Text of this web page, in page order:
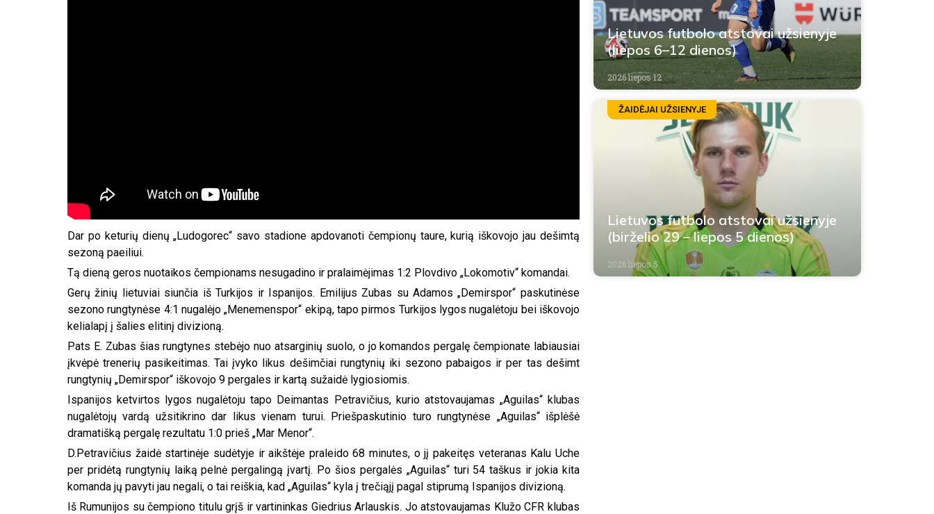
Dar po keturių dienų „Ludogorec“ savo stadione apdovanoti čempionų taure, kurią iškovojo jau dešimtą
sezoną paeiliui.
Tą dieną geros nuotaikos čempionams nesugadino ir pralaimėjimas 1:2 Plovdivo „Lokomotiv“ komandai.
Gerų žinių lietuviai siunčia iš Turkijos ir Ispanijos. Emilijus Zubas su Adamos „Demirspor“ paskutinėse
sezono rungtynėse 4:1 nugalėjo „Menemenspor“ ekipą, tapo pirmos Turkijos lygos nugalėtoju bei iškovojo
kelialapį į šalies elitinį divizioną.
Pats E. Zubas šias rungtynes stebėjo nuo atsarginių suolo, o jo komandos pergalę čempionate labiausiai
įkvėpė trenerių pasikeitimas. Tai įvyko likus dešimčiai rungtynių iki sezono pabaigos ir per tas dešimt
rungtynių „Demirspor“ iškovojo 9 pergales ir kartą sužaidė lygiosiomis.
Ispanijos ketvirtos lygos nugalėtoju tapo Deimantas Petravičius, kurio atstovaujamas „Aguilas“ klubas
nugalėtojų vardą užsitikrino dar likus vienam turui. Priešpaskutinio turo rungtynėse „Aguilas“ išplėšė
dramatišką pergalę rezultatu 1:0 prieš „Mar Menor“.
D.Petravičius žaidė startinėje sudėtyje ir aikštėje praleido 68 minutes, o jį pakeitęs veteranas Kalu Uche
per pridėtą rungtynių laiką pelnė pergalingą įvartį. Po šios pergalės „Aguilas“ turi 54 taškus ir jokia kita
komanda jų pavyti jau negali, o tai reiškia, kad „Aguilas“ kyla į trečiąjį pagal stiprumą Ispanijos divizioną.
Iš Rumunijos su čempiono titulu grįš ir vartininkas Giedrius Arlauskis. Jo atstovaujamas Klužo CFR klubas
Lietuvos futbolo atstovai užsienyje
(liepos 6–12 dienos)
2026 liepos 12
ŽAIDĖJAI UŽSIENYJE
Lietuvos futbolo atstovai užsienyje
(birželio 29 – liepos 5 dienos)
2026 liepos 5